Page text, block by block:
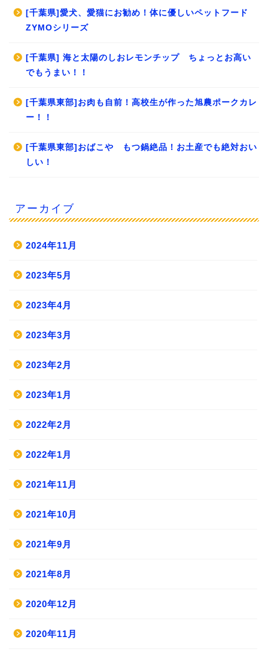
[千葉県]愛犬、愛猫にお勧め！体に優しいペットフード
ZYMOシリーズ
[千葉県] 海と太陽のしおレモンチップ ちょっとお高い
でもうまい！！
[千葉県東部]お肉も自前！高校生が作った旭農ポークカレ
ー！！
[千葉県東部]おばこや もつ鍋絶品！お土産でも絶対おい
しい！
アーカイブ
2024年11月
2023年5月
2023年4月
2023年3月
2023年2月
2023年1月
2022年2月
2022年1月
2021年11月
2021年10月
2021年9月
2021年8月
2020年12月
2020年11月